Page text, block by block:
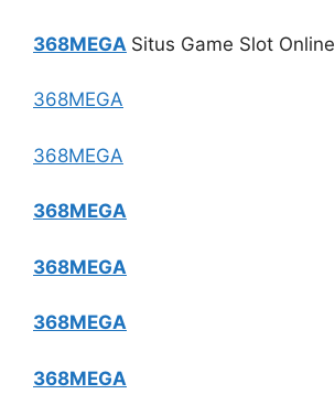
368MEGA Situs Game Slot Online
368MEGA
368MEGA
368MEGA
368MEGA
368MEGA
368MEGA